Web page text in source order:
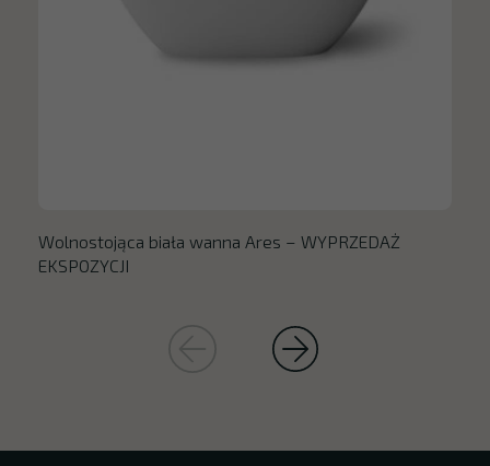
Wolnostojąca biała wanna Ares – WYPRZEDAŻ
EKSPOZYCJI